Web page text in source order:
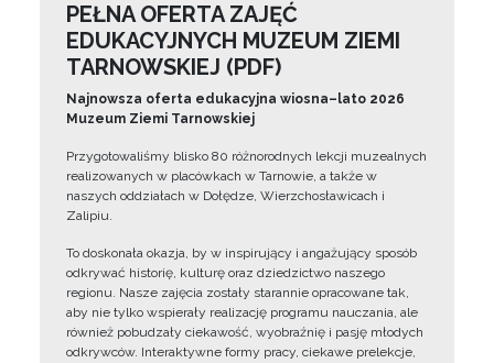
PEŁNA OFERTA ZAJĘĆ
EDUKACYJNYCH MUZEUM ZIEMI
TARNOWSKIEJ (PDF)
Najnowsza oferta edukacyjna wiosna–lato 2026
Muzeum Ziemi Tarnowskiej
Przygotowaliśmy blisko 80 różnorodnych lekcji muzealnych
realizowanych w placówkach w Tarnowie, a także w
naszych oddziałach w Dołędze, Wierzchosławicach i
Zalipiu.
To doskonała okazja, by w inspirujący i angażujący sposób
odkrywać historię, kulturę oraz dziedzictwo naszego
regionu. Nasze zajęcia zostały starannie opracowane tak,
aby nie tylko wspierały realizację programu nauczania, ale
również pobudzały ciekawość, wyobraźnię i pasję młodych
odkrywców. Interaktywne formy pracy, ciekawe prelekcje,